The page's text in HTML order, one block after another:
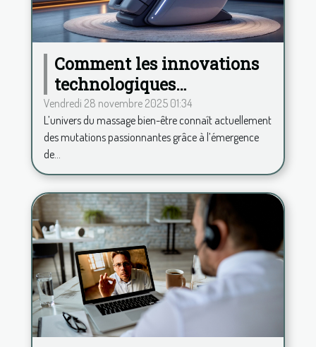
Comment les innovations
technologiques
transforment-elles le
secteur du massage bien-
être ?
Vendredi 28 novembre 2025 01:34
L’univers du massage bien-être connaît actuellement
des mutations passionnantes grâce à l’émergence
de...